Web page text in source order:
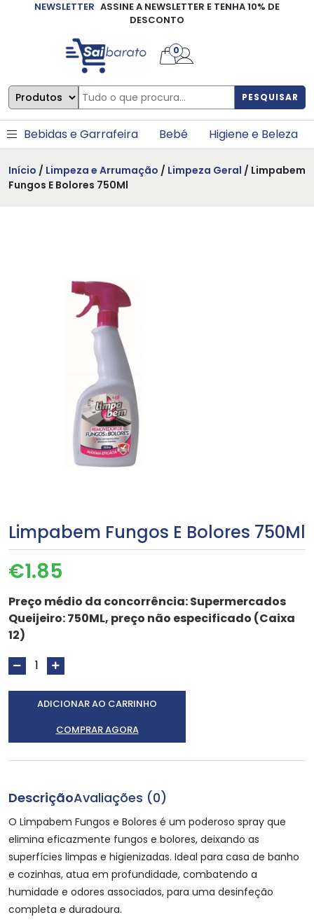
NEWSLETTER ASSINE A NEWSLETTER E TENHA 10% DE
DESCONTO
PESQUISAR
0
Bebidas e Garrafeira Bebé Higiene e Beleza
Início / Limpeza e Arrumação / Limpeza Geral / Limpabem
Fungos E Bolores 750Ml
Limpabem Fungos E Bolores 750Ml
€1.85
Preço médio da concorrência:Supermercados
Queijeiro: 750ML, preço não especificado (Caixa
12)
ADICIONAR AO CARRINHO
COMPRAR AGORA
DescriçãoAvaliações (0)
O Limpabem Fungos e Bolores é um poderoso spray que
elimina eficazmente fungos e bolores, deixando as
superfícies limpas e higienizadas. Ideal para casa de banho
e cozinhas, atua em profundidade, combatendo a
humidade e odores associados, para uma desinfeção
completa e duradoura.